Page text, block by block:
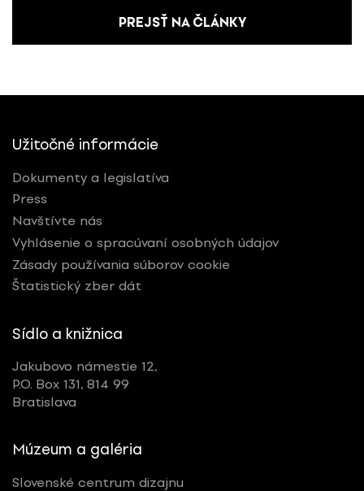
PREJSŤ NA ČLÁNKY
Užitočné informácie
Dokumenty a legislatíva
Press
Navštívte nás
Vyhlásenie o spracúvaní osobných údajov
Zásady používania súborov cookie
Štatistický zber dát
Sídlo a knižnica
Jakubovo námestie 12,
P.O. Box 131, 814 99
Bratislava
Múzeum a galéria
Slovenské centrum dizajnu